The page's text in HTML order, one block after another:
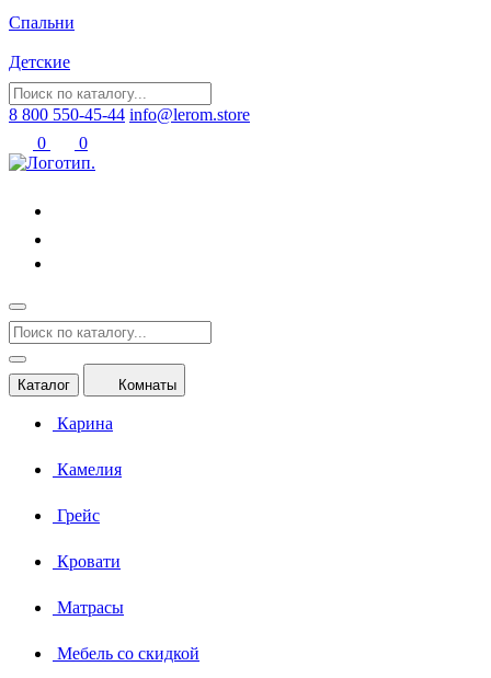
Спальни
Детские
8 800 550-45-44 info@lerom.store
0
0
Каталог Комнаты
Карина
Камелия
Грейс
Кровати
Матрасы
Мебель со скидкой